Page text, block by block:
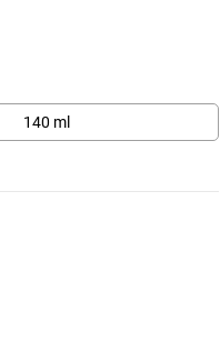
140 ml